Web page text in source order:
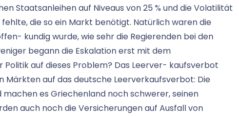
Staatsanleihen auf Niveaus von 25 % und die Volatilität
die so ein Markt benötigt. Natürlich waren die
kundig wurde, wie sehr die Regierenden bei den
begann die Eskalation erst mit dem
auf dieses Problem? Das Leerver- kaufsverbot
Märkten auf das deutsche Leerverkaufsverbot: Die
es Griechenland noch schwerer, seinen
auch noch die Versicherungen auf Ausfall von